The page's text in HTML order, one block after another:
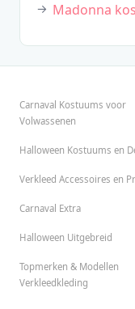
Madonna
Carnaval Kostuums voor
Volwassenen
Halloween Kostuums en
Verkleed Accessoires en
Carnaval Extra
Halloween Uitgebreid
Topmerken & Modellen
Verkleedkleding